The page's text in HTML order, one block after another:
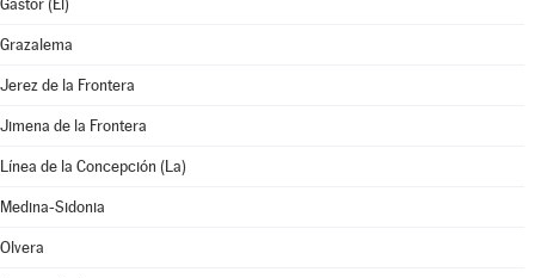
Gastor (El)
Grazalema
Jerez de la Frontera
Jimena de la Frontera
Línea de la Concepción (La)
Medina-Sidonia
Olvera